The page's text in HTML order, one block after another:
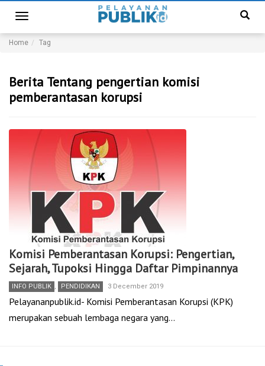
Toggle
navigation
Home Tag
Berita Tentang pengertian komisi
pemberantasan korupsi
Komisi Pemberantasan Korupsi: Pengertian,
Sejarah, Tupoksi Hingga Daftar Pimpinannya
INFO PUBLIK , PENDIDIKAN 3 December 2019
Pelayananpublik.id- Komisi Pemberantasan Korupsi (KPK)
merupakan sebuah lembaga negara yang…